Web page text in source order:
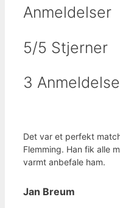
Anmeldelser
5/5 Stjerner
3
Det var et perfekt
Flemming. Han fik alle
varmt anbefale ham.
Jan Breum